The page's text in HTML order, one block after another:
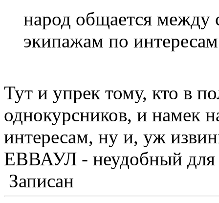
народ общается между
экипажам по
Тут и упрек тому, кто в
однокурсников, и намек
интересам, ну и, уж
ЕВВАУЛ - неудобный
Записан